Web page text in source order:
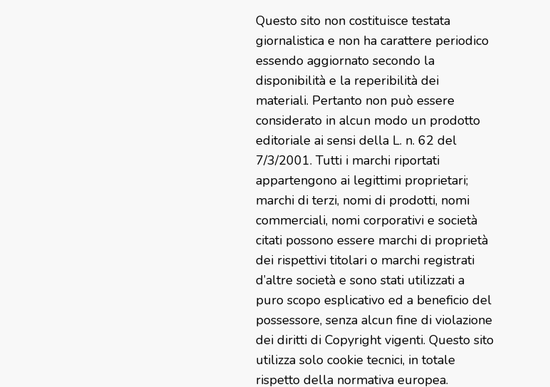
Questo sito non costituisce testata
giornalistica e non ha carattere periodico
essendo aggiornato secondo la
disponibilità e la reperibilità dei
materiali. Pertanto non può essere
considerato in alcun modo un prodotto
editoriale ai sensi della L. n. 62 del
7/3/2001. Tutti i marchi riportati
appartengono ai legittimi proprietari;
marchi di terzi, nomi di prodotti, nomi
commerciali, nomi corporativi e società
citati possono essere marchi di proprietà
dei rispettivi titolari o marchi registrati
d’altre società e sono stati utilizzati a
puro scopo esplicativo ed a beneficio del
possessore, senza alcun fine di violazione
dei diritti di Copyright vigenti. Questo sito
utilizza solo cookie tecnici, in totale
rispetto della normativa europea.